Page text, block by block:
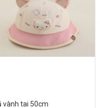
vành tai 50cm